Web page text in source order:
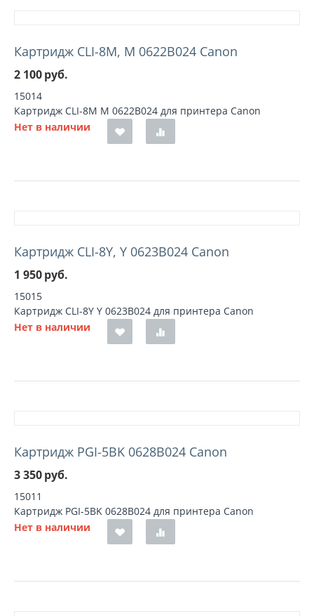
Картридж CLI-8M, M 0622B024 Canon
2 100руб.
15014
Картридж CLI-8M M 0622B024 для принтера Canon
Нет в наличии
Картридж CLI-8Y, Y 0623B024 Canon
1 950руб.
15015
Картридж CLI-8Y Y 0623B024 для принтера Canon
Нет в наличии
Картридж PGI-5BK 0628B024 Canon
3 350руб.
15011
Картридж PGI-5BK 0628B024 для принтера Canon
Нет в наличии